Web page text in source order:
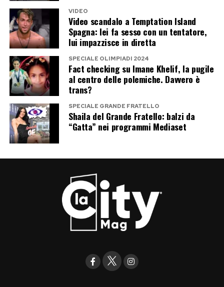
VIDEO
Video scandalo a Temptation Island
Spagna: lei fa sesso con un tentatore,
lui impazzisce in diretta
SPECIALE OLIMPIADI 2024
Fact checking su Imane Khelif, la pugile
al centro delle polemiche. Davvero è
trans?
SPECIALE GRANDE FRATELLO
Shaila del Grande Fratello: balzi da
“Gatta” nei programmi Mediaset